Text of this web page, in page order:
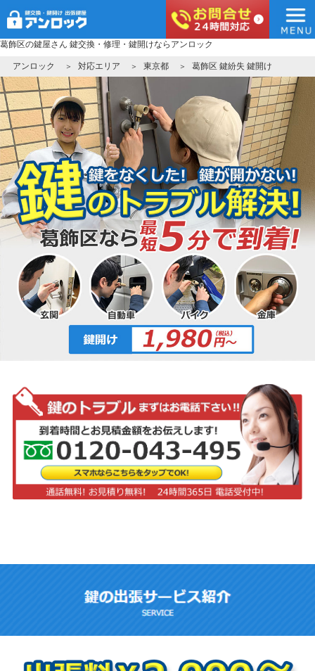
コ
テ
ン
ツ
へ
ス
キ
ッ
プ
葛飾区の鍵屋さん 鍵交換・修理・鍵開けならアンロック
アンロック
アンロック 対応エリア 東京都 葛飾区 鍵紛失 鍵開け